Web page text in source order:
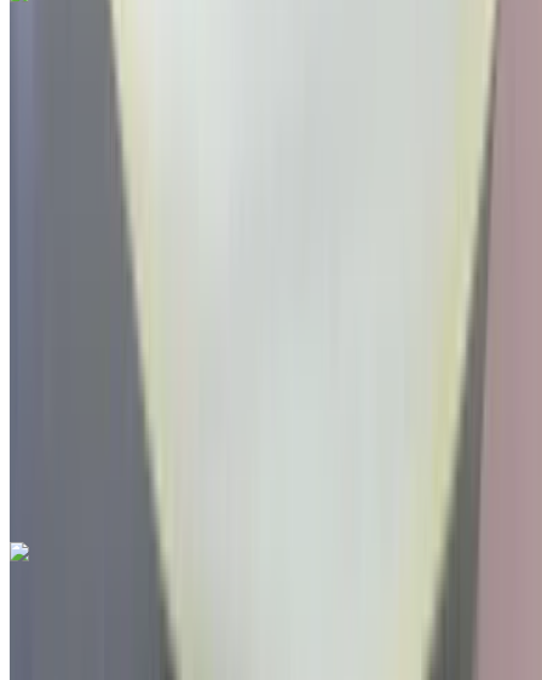
Seat Arona 1.6 TDI Urban 2022